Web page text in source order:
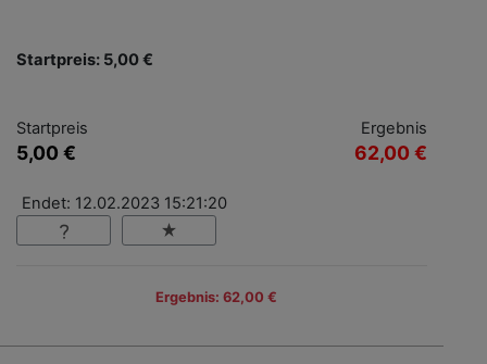
Startpreis: 5,00 €
Startpreis
5,00 €
Ergebnis
62,00 €
Endet: 12.02.2023 15:21:20
Ergebnis: 62,00 €